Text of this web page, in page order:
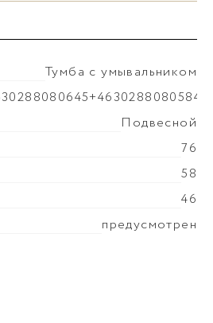
Тумба с умывальником
Подвесной
76
58
46
предусмотрен